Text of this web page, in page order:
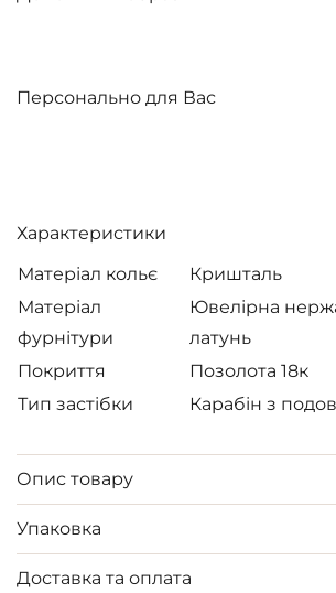
Персонально для Вас
Характеристики
Матеріал кольє
Кришталь
Матеріал
фурнітури
Ювелірна
латунь
Покриття
Позолота 18к
Тип застібки
Карабін з
Опис товару
Упаковка
Доставка та оплата